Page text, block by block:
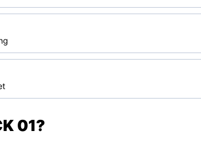
01?